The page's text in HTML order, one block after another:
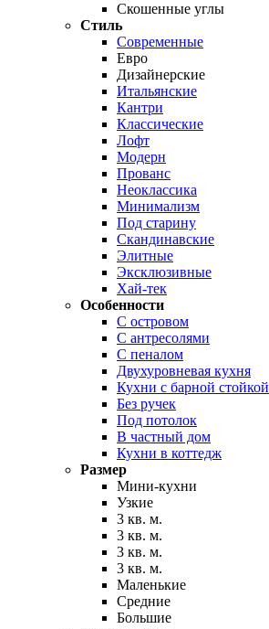
Скошенные углы
Стиль
Современные
Евро
Дизайнерские
Итальянские
Кантри
Классические
Лофт
Модерн
Прованс
Неоклассика
Минимализм
Под старину
Скандинавские
Элитные
Эксклюзивные
Хай-тек
Особенности
С островом
С антресолями
С пеналом
Двухуровневая кухня
Кухни с барной стойкой
Без ручек
Под потолок
В частный дом
Кухни в коттедж
Размер
Мини-кухни
Узкие
3 кв. м.
3 кв. м.
3 кв. м.
3 кв. м.
Маленькие
Средние
Большие